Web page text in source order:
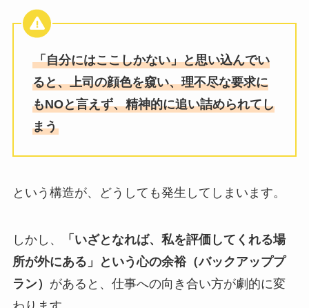
「自分にはここしかない」と思い込んでい
ると、上司の顔色を窺い、理不尽な要求に
もNOと言えず、精神的に追い詰められてし
まう
という構造が、どうしても発生してしまいます。
しかし、
「いざとなれば、私を評価してくれる場
所が外にある」という心の余裕（バックアッププ
ラン） があると、仕事への向き合い方が劇的に変